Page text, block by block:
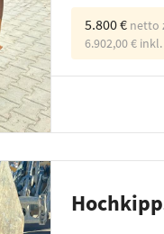
5.800 € netto
6.902,00 €